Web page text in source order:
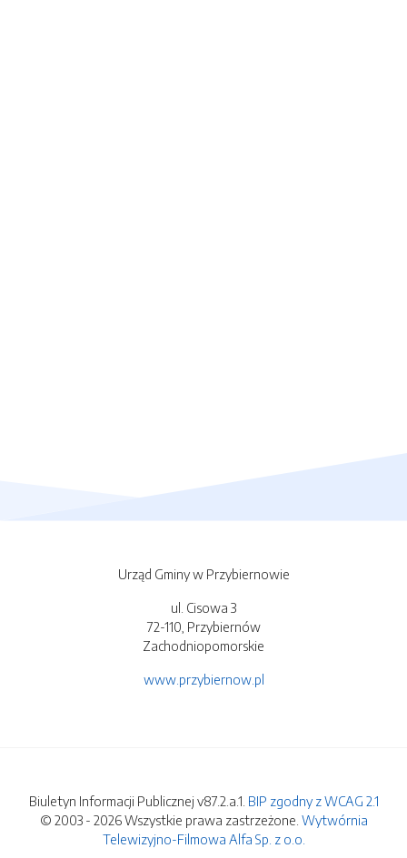
Urząd Gminy w Przybiernowie
ul. Cisowa 3
72-110, Przybiernów
Zachodniopomorskie
www.przybiernow.pl
Biuletyn Informacji Publicznej v87.2.a.1. BIP zgodny z WCAG 2.1
© 2003 - 2026 Wszystkie prawa zastrzeżone. Wytwórnia
Telewizyjno-Filmowa Alfa Sp. z o.o.